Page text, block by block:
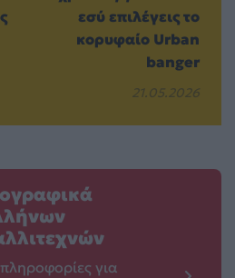
εσύ επιλέγεις το
κορυφαίο Urban
banger
21.05.2026
για